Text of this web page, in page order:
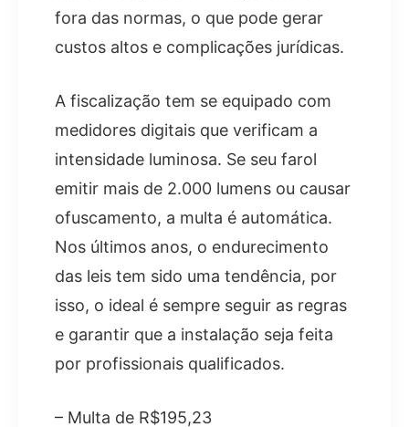
fora das normas, o que pode gerar
custos altos e complicações jurídicas.
A fiscalização tem se equipado com
medidores digitais que verificam a
intensidade luminosa. Se seu farol
emitir mais de 2.000 lumens ou causar
ofuscamento, a multa é automática.
Nos últimos anos, o endurecimento
das leis tem sido uma tendência, por
isso, o ideal é sempre seguir as regras
e garantir que a instalação seja feita
por profissionais qualificados.
– Multa de R$195,23